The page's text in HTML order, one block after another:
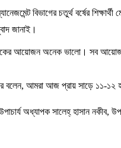
বিভাগের চতুর্থ বর্ষের
জানাই।
আয়োজন অনেক ভালো। সব
বলেন, আমরা আজ প্রায় সাড়ে ১১-১২
উপাচার্য অধ্যাপক সালেহ্ হাসান